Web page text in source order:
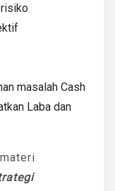
risiko
masalah Cash
Laba dan